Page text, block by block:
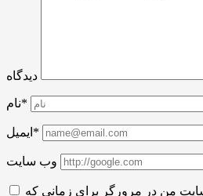
دیدگاه
نام*
ایمیل*
وب سایت
من در مرورگر برای زمانی که